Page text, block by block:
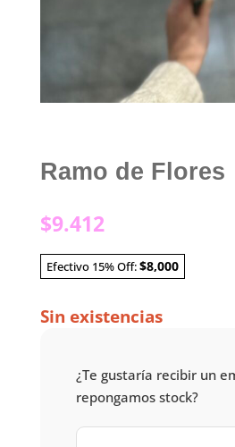
Ramo de Flores
$9.412
Efectivo 15% Off:$8,000
Sin existencias
¿Te gustaría recibir un
repongamos stock?